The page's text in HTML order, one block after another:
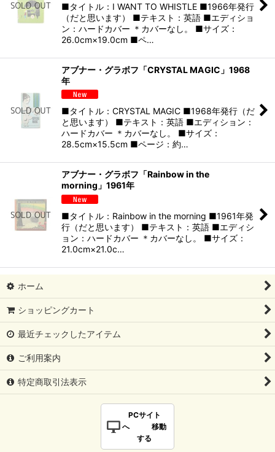
■タイトル：I WANT TO WHISTLE ■1966年発行
（だと思います） ■テキスト：英語 ■エディショ
ン：ハードカバー ＊カバーなし。 ■サイズ：
26.0cm×19.0cm ■ペ…
アブナー・グラボフ「CRYSTAL MAGIC」1968
年
■タイトル：CRYSTAL MAGIC ■1968年発行（だ
と思います） ■テキスト：英語 ■エディション：
ハードカバー ＊カバーなし。 ■サイズ：
28.5cm×15.5cm ■ページ：約…
アブナー・グラボフ「Rainbow in the
morning」1961年
■タイトル：Rainbow in the morning ■1961年発
行（だと思います） ■テキスト：英語 ■エディシ
ョン：ハードカバー ＊カバーなし。 ■サイズ：
21.0cm×21.0c…
ホーム
ショッピングカート
最近チェックしたアイテム
ご利用案内
特定商取引法表示
PCサイト
へ 移動
する